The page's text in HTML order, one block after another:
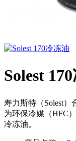
Solest
寿力斯特（Solest
为环保冷媒（HFC
冷冻油。